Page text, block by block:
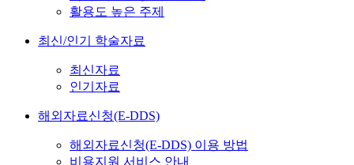
활용도 높은 주제
최신/인기 학술자료
최신자료
인기자료
해외자료신청(E-DDS)
해외자료신청(E-DDS) 이용 방법
비용지원 서비스 안내